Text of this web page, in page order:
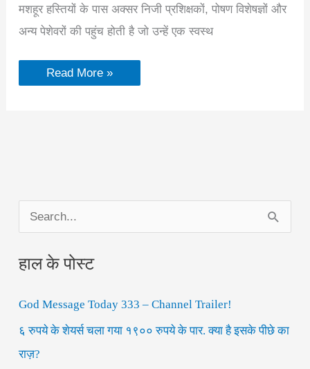
मशहूर हस्तियों के पास अक्सर निजी प्रशिक्षकों, पोषण विशेषज्ञों और
अन्य पेशेवरों की पहुंच होती है जो उन्हें एक स्वस्थ
How
do
का
सीक्रेट!
Read More »
e
a
c
h
f
हाल के पोस्ट
God Message Today 333 – Channel Trailer!
६ रुपये के शेयर्स चला गया १९०० रुपये के पार. क्या है इसके पीछे का
राज़?